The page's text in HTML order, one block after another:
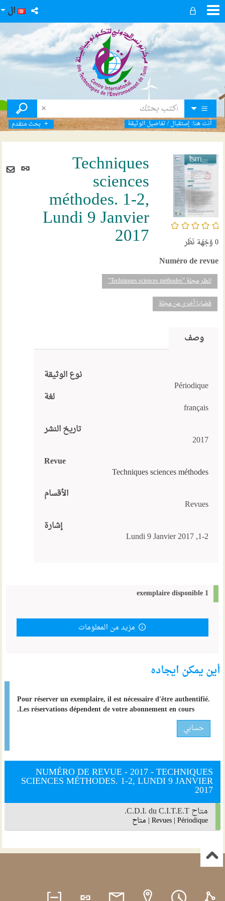
ال
بحث متقدم أنت هنا: إستقبال/تفاصيل الوثيقة
رابط
ثابت Envoyer
par
mail
/5
0وُجْهَة نَظَر
Techniques
sciences
méthodes. 1-2,
Lundi 9 Janvier
2017
Numéro de revue
انظر مجلة "Techniques sciences méthodes"
قضايا أخرى من مجلة
وصف
نوع الوثيقة
Périodique
لغة
français
تاريخ النشر
2017
Revue
Techniques sciences méthodes
الأقسام
Revues
إشارة
1-2, Lundi 9 Janvier 2017
1 exemplaire disponible
مزيد من المعلومات
أين يمكن ايجاده
Pour réserver un exemplaire, il est nécessaire d'être authentifié.
Les réservations dépendent de votre abonnement en cours.
حسابي
NUMÉRO DE REVUE - 2017 - TECHNIQUES
SCIENCES MÉTHODES. 1-2, LUNDI 9 JANVIER
2017
متاح C.D.I. du C.I.T.E.T.
Revues|Périodique
| متاح